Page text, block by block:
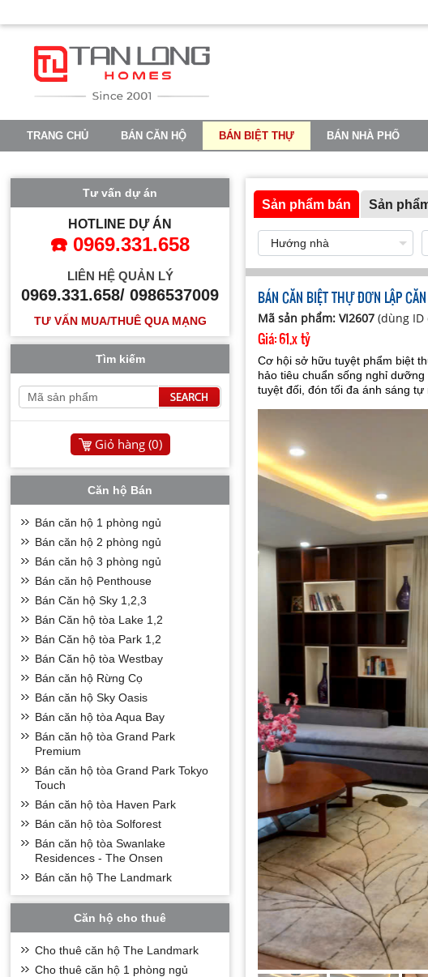
TRANG CHỦ BÁN CĂN HỘ BÁN BIỆT THỰ BÁN NHÀ PHỐ
Sản phẩm bán Sản
BÁN CĂN BIỆT THỰ ĐƠN LẬP
Mã sản phẩm: VI2607(dùng
Giá:61,x tỷ
Cơ hội sở hữu tuyệt phẩm biệt
hảo tiêu chuẩn sống nghỉ
tuyệt đối, đón tối đa ánh sáng tự
Tư vấn dự án
HOTLINE DỰ ÁN
☎️ 0969.331.658
LIÊN HỆ QUẢN LÝ
0969.331.658/ 0986537009
TƯ VẤN MUA/THUÊ QUA MẠNG
Tìm kiếm
Giỏ hàng (0)
Căn hộ Bán
Bán căn hộ 1 phòng ngủ
Bán căn hộ 2 phòng ngủ
Bán căn hộ 3 phòng ngủ
Bán căn hộ Penthouse
Bán Căn hộ Sky 1,2,3
Bán Căn hộ tòa Lake 1,2
Bán Căn hộ tòa Park 1,2
Bán Căn hộ tòa Westbay
Bán căn hộ Rừng Cọ
Bán căn hộ Sky Oasis
Bán căn hộ tòa Aqua Bay
Bán căn hộ tòa Grand Park
Premium
Bán căn hộ tòa Grand Park Tokyo
Touch
Bán căn hộ tòa Haven Park
Bán căn hộ tòa Solforest
Bán căn hộ tòa Swanlake
Residences - The Onsen
Bán căn hộ The Landmark
Căn hộ cho thuê
Cho thuê căn hộ The Landmark
Cho thuê căn hộ 1 phòng ngủ